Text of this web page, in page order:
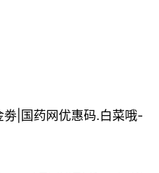
|国药网优惠码.白菜哦-